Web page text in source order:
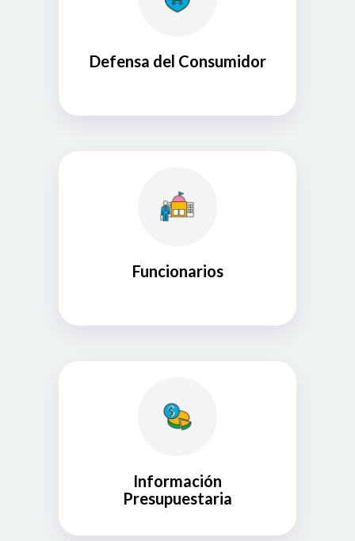
Defensa del Consumidor
Funcionarios
Información
Presupuestaria